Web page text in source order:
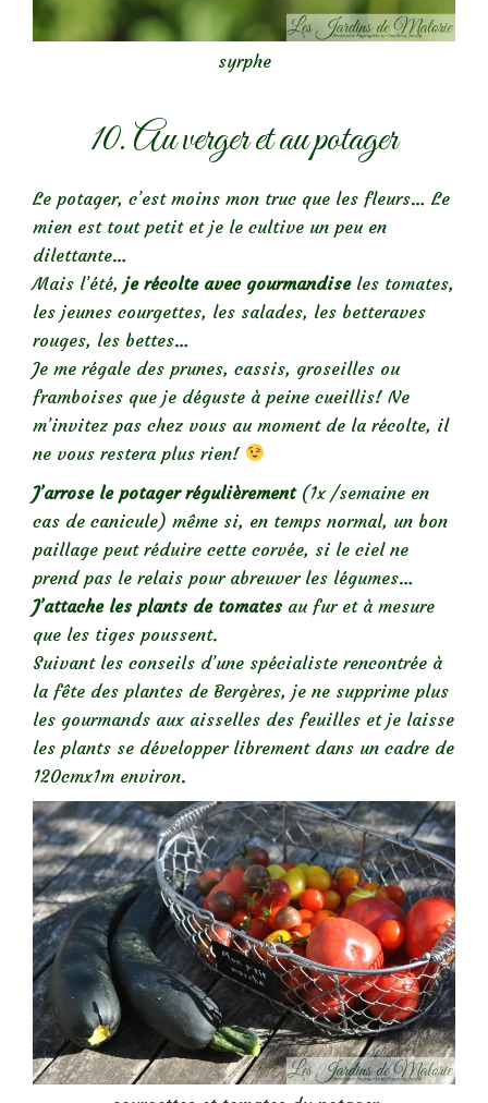
syrphe
10. Au verger et au potager
Le potager, c’est moins mon truc que les fleurs… Le
mien est tout petit et je le cultive un peu en
dilettante…
Mais l’été, je récolte avec gourmandiseles tomates,
les jeunes courgettes, les salades, les betteraves
rouges, les bettes…
Je me régale des prunes, cassis, groseilles ou
framboises que je déguste à peine cueillis! Ne
m’invitez pas chez vous au moment de la récolte, il
ne vous restera plus rien!
J’arrose le potager régulièrement(1x /semaine en
cas de canicule) même si, en temps normal, un bon
paillage peut réduire cette corvée, si le ciel ne
prend pas le relais pour abreuver les légumes…
J’attache les plants de tomates au fur et à mesure
que les tiges poussent.
Suivant les conseils d’une spécialiste rencontrée à
la fête des plantes de Bergères, je ne supprime plus
les gourmands aux aisselles des feuilles et je laisse
les plants se développer librement dans un cadre de
120cmx1m environ.